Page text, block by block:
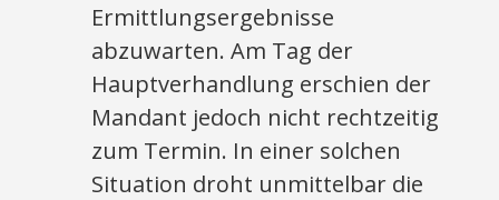
Ermittlungsergebnisse
abzuwarten. Am Tag der
Hauptverhandlung erschien der
Mandant jedoch nicht rechtzeitig
zum Termin. In einer solchen
Situation droht unmittelbar die